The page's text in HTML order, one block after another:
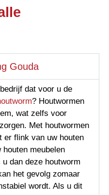
Gouda
dat voor u de
? Houtwormen
wat zelfs voor
Met houtwormen
er flink van uw houten
meubelen
dan deze houtworm
het gevolg zomaar
wordt. Als u dit